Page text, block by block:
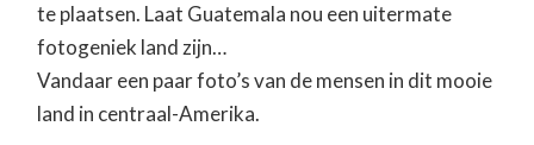
te plaatsen. Laat Guatemala nou een uitermate
fotogeniek land zijn…
Vandaar een paar foto’s van de mensen in dit mooie
land in centraal-Amerika.